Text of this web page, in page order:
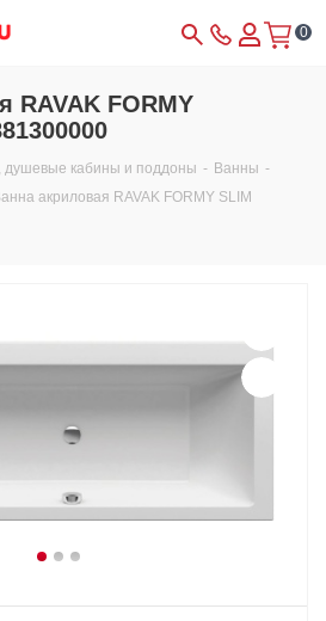
0
RAVAK FORMY
душевые кабины и поддоны - Ванны -
акриловая RAVAK FORMY SLIM